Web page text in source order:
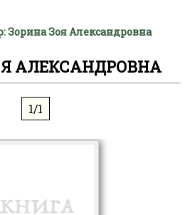
Зорина Зоя Александровна
АЛЕКСАНДРОВНА
1/1